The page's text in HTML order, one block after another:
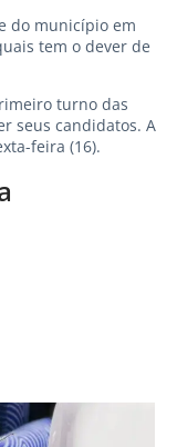
do município em
tem o dever de
turno das
seus candidatos. A
feira (16).